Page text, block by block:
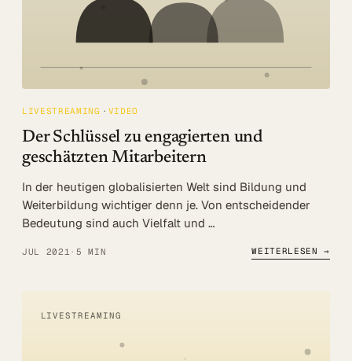
LIVESTREAMING VIDEO
Der Schlüssel zu engagierten und
geschätzten Mitarbeitern
In der heutigen globalisierten Welt sind Bildung und
Weiterbildung wichtiger denn je. Von entscheidender
Bedeutung sind auch Vielfalt und …
JUL 2021 · 5 MIN WEITERLESEN →
LIVESTREAMING